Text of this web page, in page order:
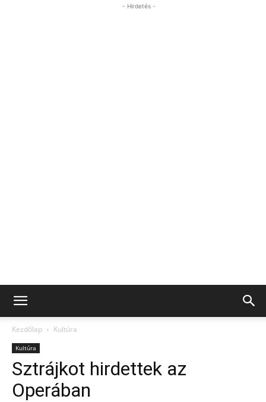
- Hirdetés -
Kezdőlap Kultúra
Kultúra
Sztrájkot hirdettek az
Operában